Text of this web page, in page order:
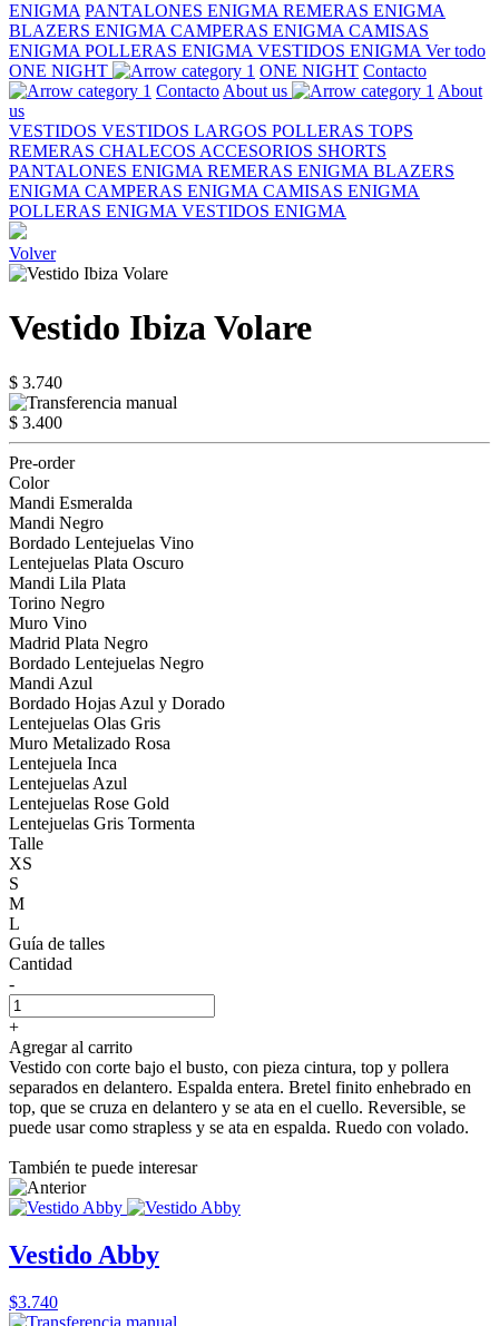
ENIGMA PANTALONES ENIGMA REMERAS ENIGMA
BLAZERS ENIGMA CAMPERAS ENIGMA CAMISAS
ENIGMA POLLERAS ENIGMA VESTIDOS ENIGMA Ver todo
ONE NIGHT
ONE NIGHT Contacto
Contacto About us
About
us
VESTIDOS VESTIDOS LARGOS POLLERAS TOPS
REMERAS CHALECOS ACCESORIOS SHORTS
PANTALONES ENIGMA REMERAS ENIGMA BLAZERS
ENIGMA CAMPERAS ENIGMA CAMISAS ENIGMA
POLLERAS ENIGMA VESTIDOS ENIGMA
Volver
Vestido Ibiza Volare
$ 3.740
$ 3.400
Pre-order
Color
Mandi Esmeralda
Mandi Negro
Bordado Lentejuelas Vino
Lentejuelas Plata Oscuro
Mandi Lila Plata
Torino Negro
Muro Vino
Madrid Plata Negro
Bordado Lentejuelas Negro
Mandi Azul
Bordado Hojas Azul y Dorado
Lentejuelas Olas Gris
Muro Metalizado Rosa
Lentejuela Inca
Lentejuelas Azul
Lentejuelas Rose Gold
Lentejuelas Gris Tormenta
Talle
XS
S
M
L
Guía de talles
Cantidad
-
+
Agregar al carrito
Vestido con corte bajo el busto, con pieza cintura, top y pollera
separados en delantero. Espalda entera. Bretel finito enhebrado en
top, que se cruza en delantero y se ata en el cuello. Reversible, se
puede usar como strapless y se ata en espalda. Ruedo con volado.
También te puede interesar
Vestido Abby
$3.740